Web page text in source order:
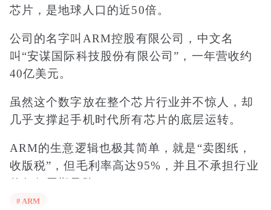
芯片，是地球人口的近50倍。
公司的名字叫ARM控股有限公司，中文名
叫“安谋国际科技股份有限公司”，一年营收约
40亿美元。
虽然这个数字放在整个芯片行业并不惊人，却
几乎支撑起手机时代所有芯片的底层运转。
ARM的生意逻辑也极其简单，就是“卖图纸，
收版税”，但毛利率高达95%，并且不承担行业
# ARM